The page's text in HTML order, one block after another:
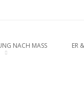
Hackl.
NACH MASS ER